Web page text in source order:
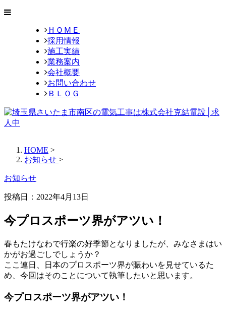
ＨＯＭＥ
採用情報
施工実績
業務案内
会社概要
お問い合わせ
ＢＬＯＧ
HOME >
お知らせ >
お知らせ
投稿日：2022年4月13日
今プロスポーツ界がアツい！
春もたけなわで行楽の好季節となりましたが、みなさまはい
かがお過ごしでしょうか？
ここ連日、日本のプロスポーツ界が賑わいを見せているた
め、今回はそのことについて執筆したいと思います。
今プロスポーツ界がアツい！